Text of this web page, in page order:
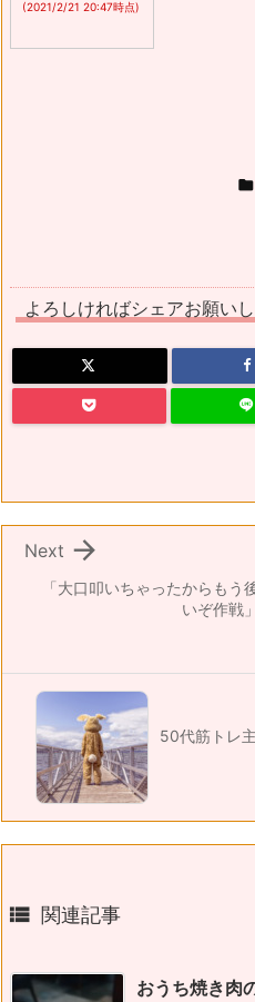
(2021/2/21 20:47時点)

よろしければシェアお願い
「大口叩いちゃったからもう
いぞ作戦

Next
50代筋トレ
 関連記事
おうち焼き肉